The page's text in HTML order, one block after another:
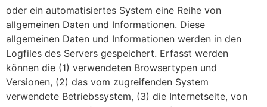
oder ein automatisiertes System eine Reihe von
allgemeinen Daten und Informationen. Diese
allgemeinen Daten und Informationen werden in den
Logfiles des Servers gespeichert. Erfasst werden
können die (1) verwendeten Browsertypen und
Versionen, (2) das vom zugreifenden System
verwendete Betriebssystem, (3) die Internetseite, von